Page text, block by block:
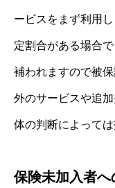
ービスをまず利用
定割合がある場合
補われますので被
外のサービスや追
体の判断によって
保険未加入者へ